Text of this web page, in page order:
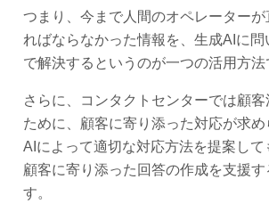
つまり、今まで人間のオペレーター
ればならなかった情報を、生成AIに問
で解決するというのが一つの活用方法
さらに、コンタクトセンターでは顧
ために、顧客に寄り添った対応が求
AIによって適切な対応方法を提案して
顧客に寄り添った回答の作成を支援す
す。